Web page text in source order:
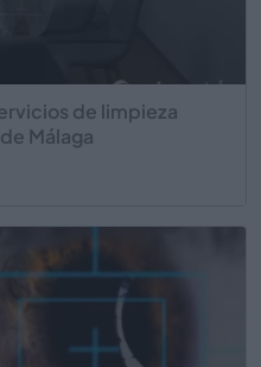
de limpieza
Málaga